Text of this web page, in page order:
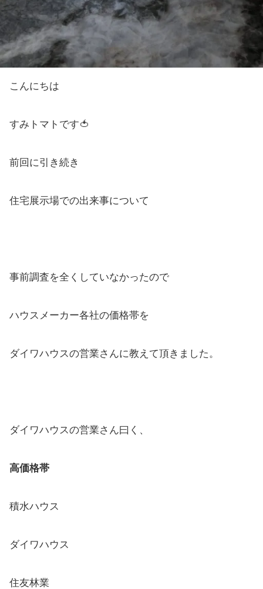
こんにちは
すみトマトです🍅
前回に引き続き
住宅展示場での出来事について
事前調査を全くしていなかったので
ハウスメーカー各社の価格帯を
ダイワハウスの営業さんに教えて頂きました。
ダイワハウスの営業さん曰く、
高価格帯
積水ハウス
ダイワハウス
住友林業